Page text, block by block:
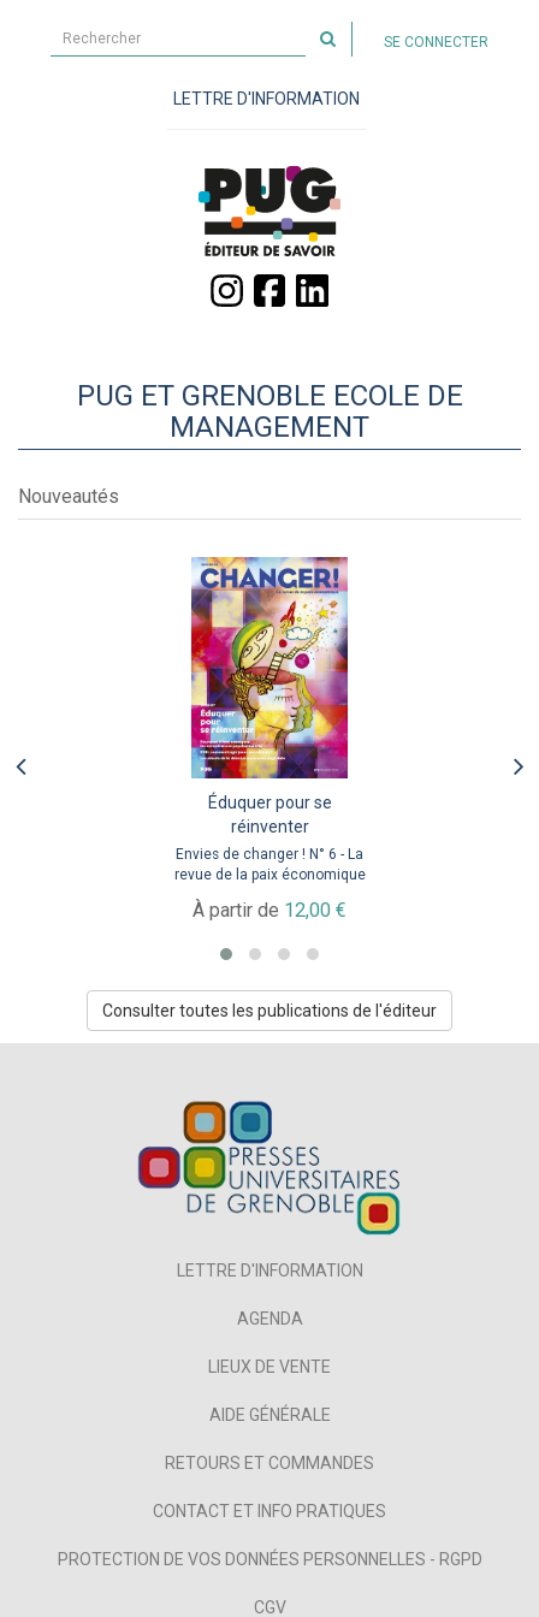
sur
site
SE CONNECTER
LETTRE D'INFORMATION
PUG ET GRENOBLE ECOLE DE
MANAGEMENT
Nouveautés
Éduquer pour se
réinventer
Envies de changer ! N° 6 - La
revue de la paix économique
À partir de 12,00 €
Consulter toutes les publications de l'éditeur
LETTRE D'INFORMATION
AGENDA
LIEUX DE VENTE
AIDE GÉNÉRALE
RETOURS ET COMMANDES
CONTACT ET INFO PRATIQUES
PROTECTION DE VOS DONNÉES PERSONNELLES - RGPD
CGV